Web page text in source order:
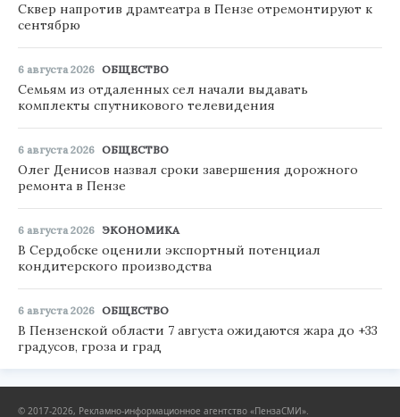
Сквер напротив драмтеатра в Пензе отремонтируют к
сентябрю
6 августа 2026 ОБЩЕСТВО
Семьям из отдаленных сел начали выдавать
комплекты спутникового телевидения
6 августа 2026 ОБЩЕСТВО
Олег Денисов назвал сроки завершения дорожного
ремонта в Пензе
6 августа 2026 ЭКОНОМИКА
В Сердобске оценили экспортный потенциал
кондитерского производства
6 августа 2026 ОБЩЕСТВО
В Пензенской области 7 августа ожидаются жара до +33
градусов, гроза и град
© 2017-2026, Рекламно-информационное агентство «ПензаСМИ».